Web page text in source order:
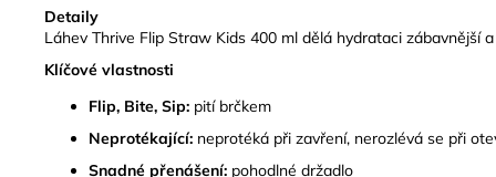
Detaily
Láhev Thrive Flip Straw Kids 400 ml dělá hydrataci zábavnější
Klíčové vlastnosti
Flip, Bite, Sip: pití brčkem
Neprotékající: neprotéká při zavření, nerozlévá se při
Snadné přenášení: pohodlné držadlo